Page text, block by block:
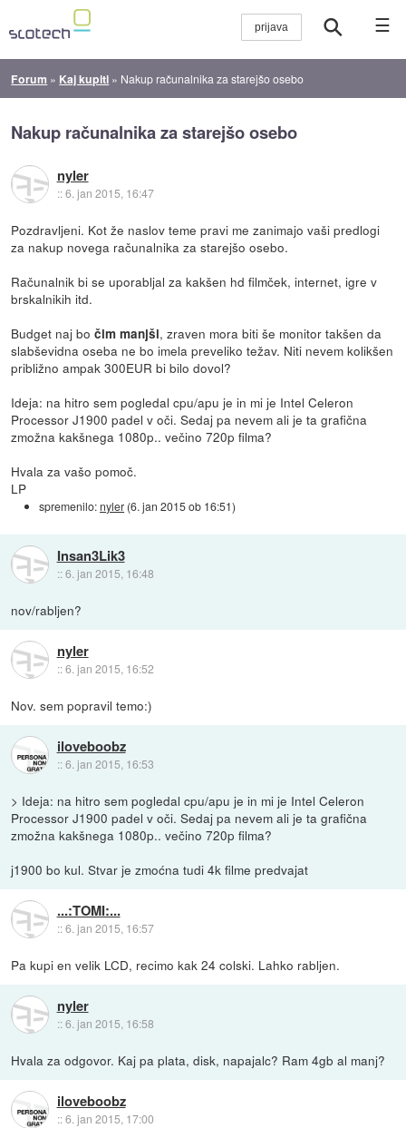
☰
Forum » Kaj kupiti » Nakup računalnika za starejšo osebo
Nakup računalnika za starejšo osebo
nyler
::6. jan 2015, 16:47
Pozdravljeni. Kot že naslov teme pravi me zanimajo vaši predlogi
za nakup novega računalnika za starejšo osebo.
Računalnik bi se uporabljal za kakšen hd filmček, internet, igre v
brskalnikih itd.
Budget naj bočim manjši, zraven mora biti še monitor takšen da
slabševidna oseba ne bo imela preveliko težav. Niti nevem kolikšen
približno ampak 300EUR bi bilo dovol?
Ideja: na hitro sem pogledal cpu/apu je in mi je Intel Celeron
Processor J1900 padel v oči. Sedaj pa nevem ali je ta grafična
zmožna kakšnega 1080p.. večino 720p filma?
Hvala za vašo pomoč.
LP
spremenilo:nyler (6. jan 2015 ob 16:51)
Insan3Lik3
::6. jan 2015, 16:48
nov/rabljen?
nyler
::6. jan 2015, 16:52
Nov. sem popravil temo:)
iloveboobz
::6. jan 2015, 16:53
> Ideja: na hitro sem pogledal cpu/apu je in mi je Intel Celeron
Processor J1900 padel v oči. Sedaj pa nevem ali je ta grafična
zmožna kakšnega 1080p.. večino 720p filma?
j1900 bo kul. Stvar je zmoćna tudi 4k filme predvajat
...:TOMI:...
::6. jan 2015, 16:57
Pa kupi en velik LCD, recimo kak 24 colski. Lahko rabljen.
nyler
::6. jan 2015, 16:58
Hvala za odgovor. Kaj pa plata, disk, napajalc? Ram 4gb al manj?
iloveboobz
::6. jan 2015, 17:00